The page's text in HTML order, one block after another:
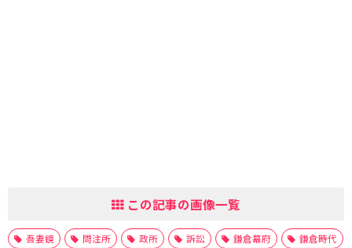
この記事の画像一覧
吾妻鏡 問注所 政所 訴訟 鎌倉幕府 鎌倉時代